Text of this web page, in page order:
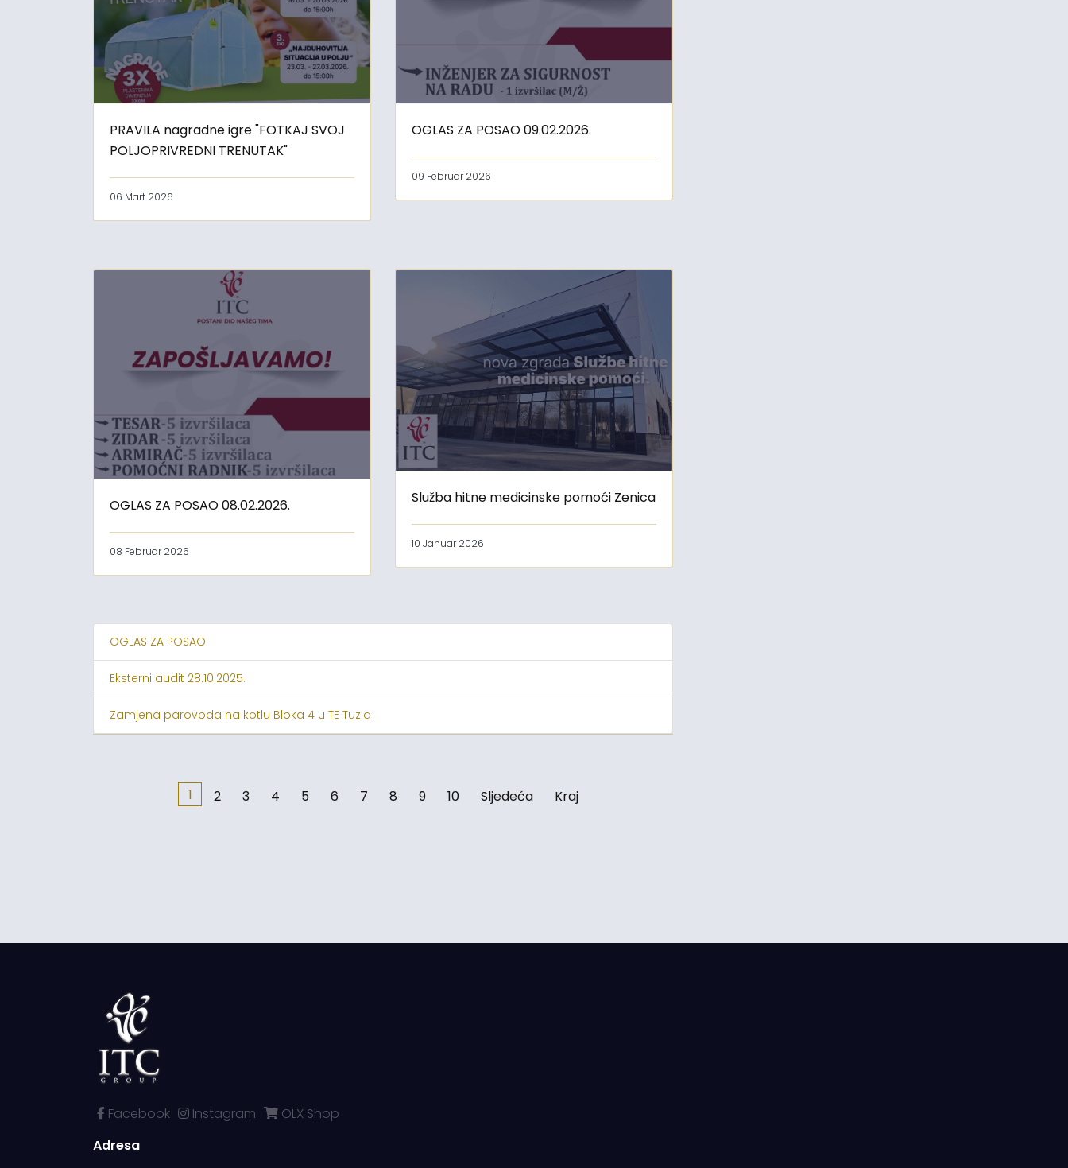
PRAVILA nagradne igre "FOTKAJ SVOJ
POLJOPRIVREDNI TRENUTAK"
06 Mart 2026
OGLAS ZA POSAO 09.02.2026.
09 Februar 2026
OGLAS ZA POSAO 08.02.2026.
08 Februar 2026
Služba hitne medicinske pomoći Zenica
10 Januar 2026
OGLAS ZA POSAO
Eksterni audit 28.10.2025.
Zamjena parovoda na kotlu Bloka 4 u TE Tuzla
1 2 3 4 5 6 7 8 9 10 Sljedeća Kraj
Facebook Instagram
OLX Shop
Adresa